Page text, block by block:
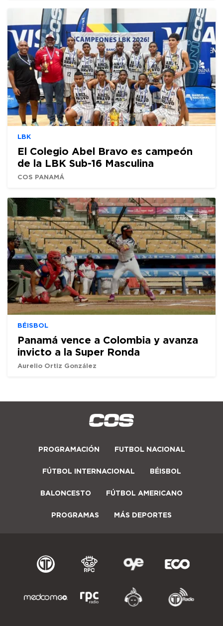
LBK
El Colegio Abel Bravo es campeón
de la LBK Sub-16 Masculina
COS PANAMÁ
BÉISBOL
Panamá vence a Colombia y avanza
invicto a la Super Ronda
Aurelio Ortiz González
PROGRAMACIÓN FUTBOL NACIONAL
FÚTBOL INTERNACIONAL BÉISBOL
BALONCESTO FÚTBOL AMERICANO
PROGRAMAS MÁS DEPORTES